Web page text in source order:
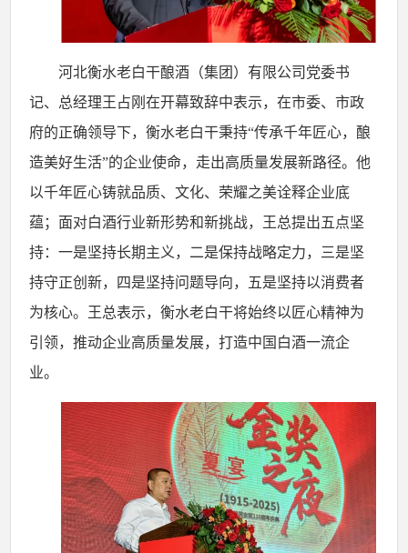
河北衡水老白干酿酒（集团）有限公司党委书
记、总经理王占刚在开幕致辞中表示，在市委、市政
府的正确领导下，衡水老白干秉持“传承千年匠心，酿
造美好生活”的企业使命，走出高质量发展新路径。他
以千年匠心铸就品质、文化、荣耀之美诠释企业底
蕴；面对白酒行业新形势和新挑战，王总提出五点坚
持：一是坚持长期主义，二是保持战略定力，三是坚
持守正创新，四是坚持问题导向，五是坚持以消费者
为核心。王总表示，衡水老白干将始终以匠心精神为
引领，推动企业高质量发展，打造中国白酒一流企
业。